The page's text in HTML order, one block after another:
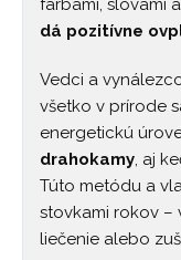
farbami, slovami
dá pozitívne
Vedci a
všetko v prírode
energetickú
drahokamy, aj
Túto metódu a
stovkami rokov –
liečenie alebo